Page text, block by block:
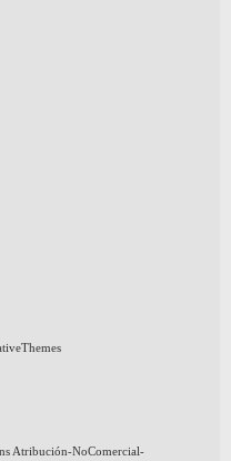
Atribución-NoComercial-